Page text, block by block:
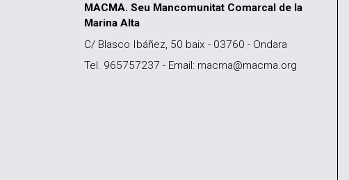
MACMA. Seu Mancomunitat Comarcal de la
Marina Alta
C/ Blasco Ibáñez, 50 baix - 03760 - Ondara
Tel. 965757237 - Email: macma@macma.org